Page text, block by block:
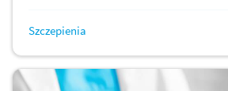
Szczepienia